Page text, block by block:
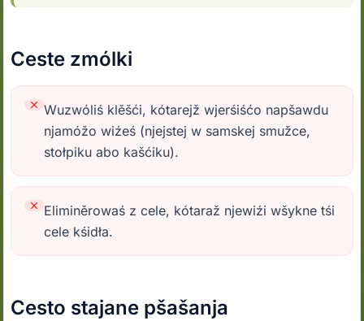
Ceste zmólki
Wuzwóliś klěšći, kótarejž wjerśiśćo napšawdu
njamóžo wiźeś (njejstej w samskej smužce,
stołpiku abo kašćiku).
Eliminěrowaś z cele, kótaraž njewiźi wšykne tśi
cele kśidła.
Cesto stajane pšašanja